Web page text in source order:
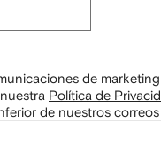
de
Política de
de nuestros correos